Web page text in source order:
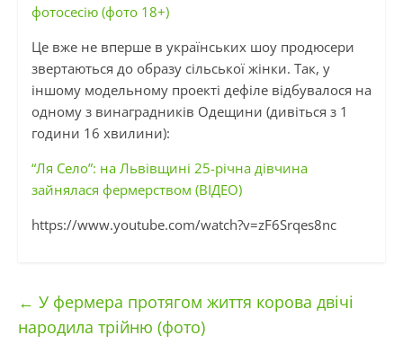
фотосесію (фото 18+)
Це вже не вперше в українських шоу продюсери
звертаються до образу сільської жінки. Так, у
іншому модельному проекті дефіле відбувалося на
одному з винаградників Одещини (дивіться з 1
години 16 хвилини):
“Ля Село”: на Львівщині 25-річна дівчина
зайнялася фермерством (ВІДЕО)
https://www.youtube.com/watch?v=zF6Srqes8nc
← У фермера протягом життя корова двічі
народила трійню (фото)